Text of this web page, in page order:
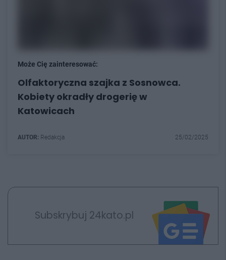
Może Cię zainteresować:
Olfaktoryczna szajka z Sosnowca.
Kobiety okradły drogerię w
Katowicach
AUTOR: Redakcja 25/02/2025
Subskrybuj 24kato.pl